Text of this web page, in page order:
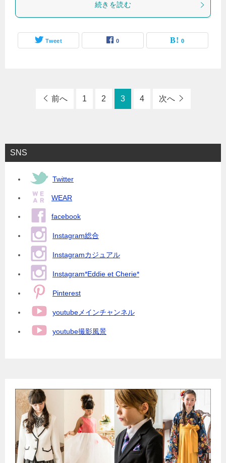
続きを読む
Tweet 0 0
前へ 1 2 3 4 次へ
SNS
Twitter
WEAR
facebook
Instagram総合
Instagramカジュアル
Instagram*Eddie et Cherie*
Pinterest
youtubeメインチャンネル
youtube撮影風景